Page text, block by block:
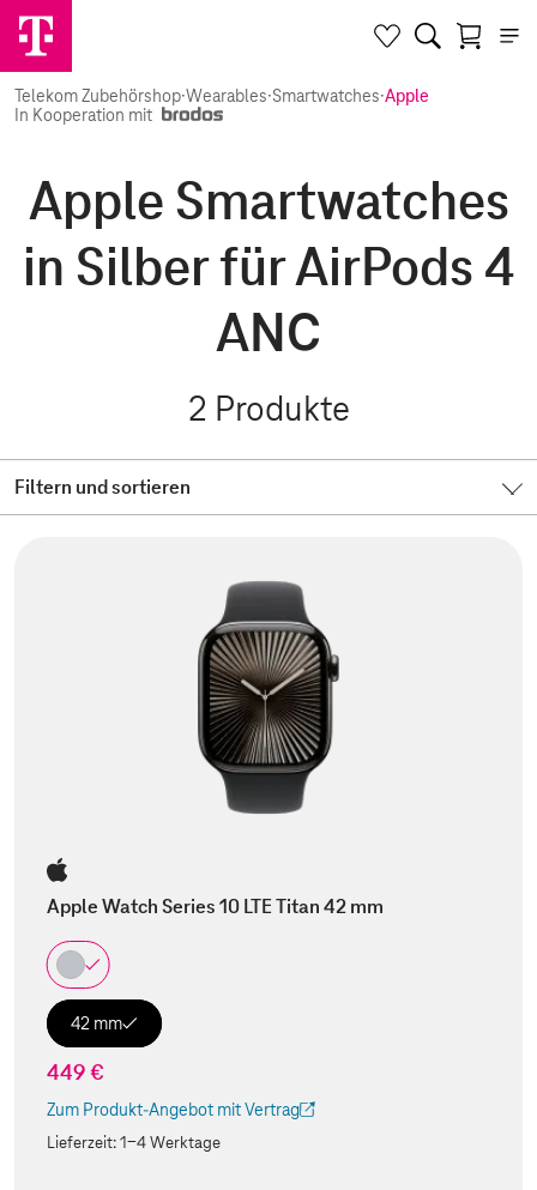
Telekom Zubehörshop·Wearables·Smartwatches·Apple
In Kooperation mit
Apple Smartwatches
in Silber für AirPods 4
ANC
2 Produkte
Filtern und sortieren
Apple Watch Series 10 LTE Titan 42 mm
42 mm
449 €
Zum Produkt-Angebot mit Vertrag
(Der Link wird in einem neuen Tab geöffnet)
Lieferzeit:1-4 Werktage